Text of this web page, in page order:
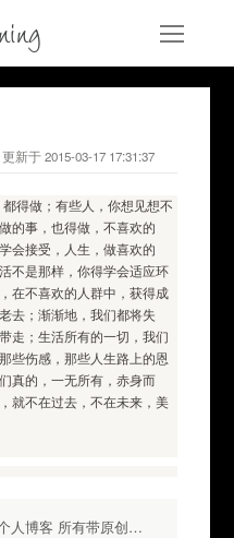
更新于2015-03-17 17:31:37
得做；有些人，你想见想不
的事，也得做，不喜欢的
会接受，人生，做喜欢的
不是那样，你得学会适应环
在不喜欢的人群中，获得成
去；渐渐地，我们都将失
走；生活所有的一切，我们
些伤感，那些人生路上的恩
真的，一无所有，赤身而
就不在过去，不在未来，美
特殊说明，本文版权归 ning个人博客 所有带原创标签请勿转载，转载请注明出处.